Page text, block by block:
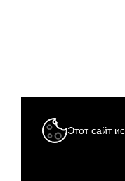
Этот сайт